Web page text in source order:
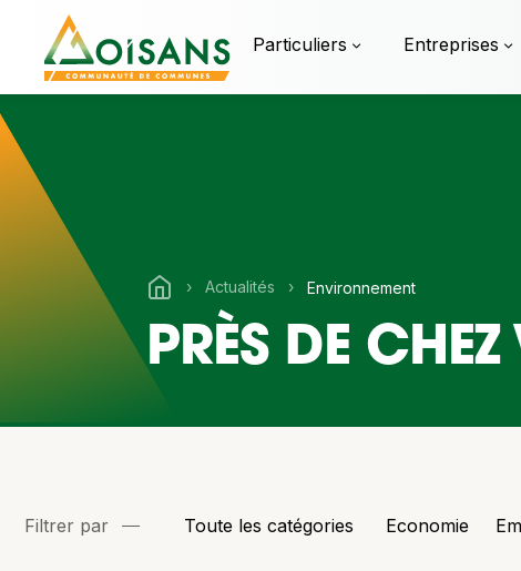
Particuliers Entreprises
› Actualités › Environnement
PRÈS DE CHEZ
Filtrer par Toute les catégories Economie